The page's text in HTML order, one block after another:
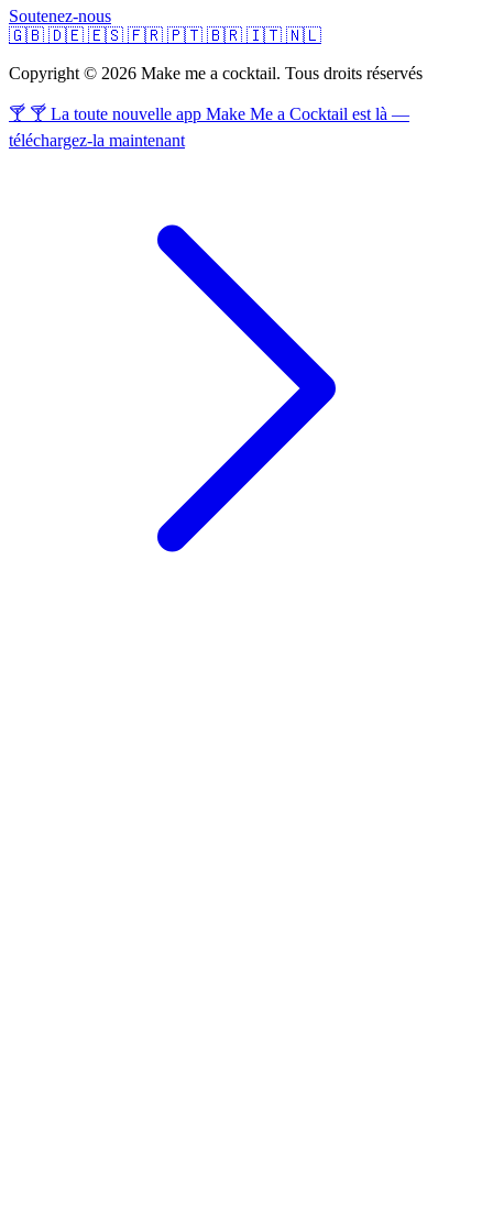
Soutenez-nous
🇬🇧 🇩🇪 🇪🇸 🇫🇷 🇵🇹 🇧🇷 🇮🇹 🇳🇱
Copyright © 2026 Make me a cocktail. Tous droits réservés
🍸 🍸 La toute nouvelle app Make Me a Cocktail est là —
téléchargez-la maintenant